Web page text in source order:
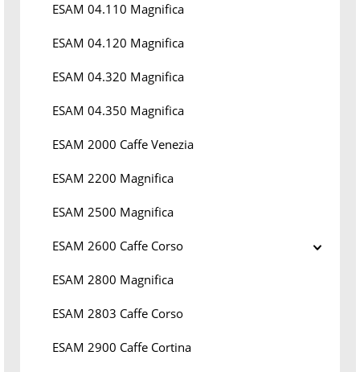
ESAM 04.110 Magnifica
ESAM 04.120 Magnifica
ESAM 04.320 Magnifica
ESAM 04.350 Magnifica
ESAM 2000 Caffe Venezia
ESAM 2200 Magnifica
ESAM 2500 Magnifica
ESAM 2600 Caffe Corso
ESAM 2800 Magnifica
ESAM 2803 Caffe Corso
ESAM 2900 Caffe Cortina